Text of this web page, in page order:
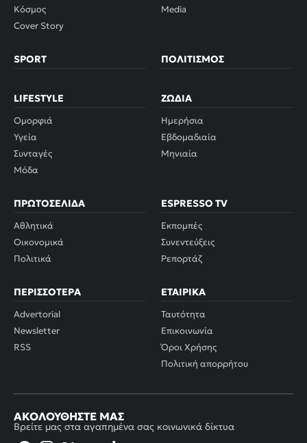
Κόσμος
Cover Story
Media
SPORT ΠΟΛΙΤΙΣΜΌΣ
LIFESTYLE
Ομορφιά
Υγεία
Συνταγές
Μόδα
ΖΏΔΙΑ
Ημερήσια
Εβδομαδιαία
Μηνιαία
ΠΡΩΤΟΣΈΛΙΔΑ
Αθλητικά
Οικονομικά
Πολιτικά
ESPRESSO TV
Εκπομπές
Συνεντεύξεις
Ρεπορτάζ
ΠΕΡΙΣΣΌΤΕΡΑ
Advertorial
Newsletter
RSS
ΕΤΑΙΡΙΚΆ
Ταυτότητα
Επικοινωνία
Όροι Χρήσης
Πολιτική απορρήτου
ΑΚΟΛΟΥΘΉΣΤΕ ΜΑΣ
Βρείτε μας στα αγαπημένα σας κοινωνικά δίκτυα